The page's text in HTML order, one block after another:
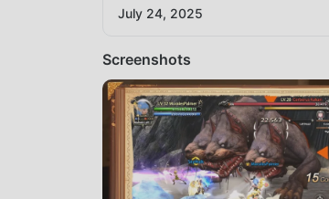
July 24, 2025
Screenshots